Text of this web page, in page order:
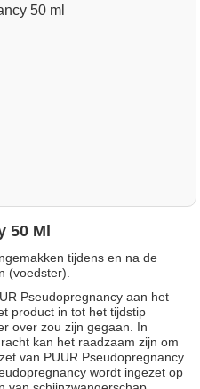
50 ml
50 Ml
tijdens en na de
(voedster).
Pseudopregnancy aan het
product in tot het tijdstip
over zou zijn gegaan. In
kan het raadzaam zijn om
van PUUR Pseudopregnancy
wordt ingezet op